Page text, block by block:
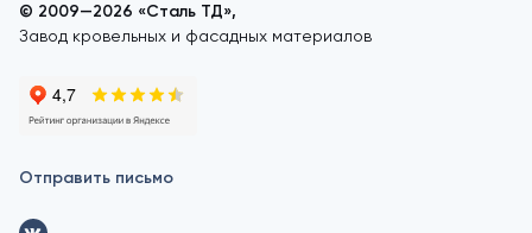
© 2009—2026 «Сталь ТД»,
Завод кровельных и фасадных материалов
Отправить письмо